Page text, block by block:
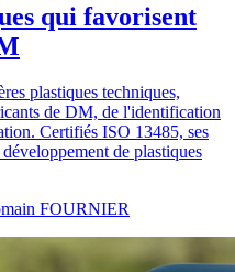
qui favorisent
plastiques techniques,
de DM, de l'identification
Certifiés ISO 13485, ses
de plastiques
FOURNIER